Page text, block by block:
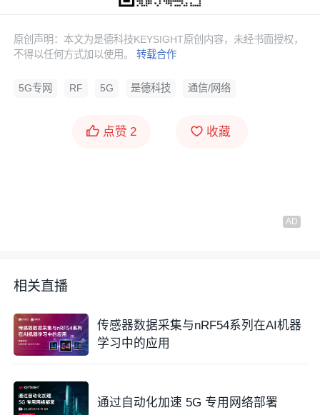
原创声明：本文为是德科技KEYSIGHT原创内容，未经书面授权，
不得以任何方式加以使用。转载合作
5G专网 RF 5G 是德科技 通信/网络
点赞 2 收藏
相关直播
传感器数据采集与nRF54系列在AI机器
学习中的应用
通过自动化加速 5G 专用网络部署